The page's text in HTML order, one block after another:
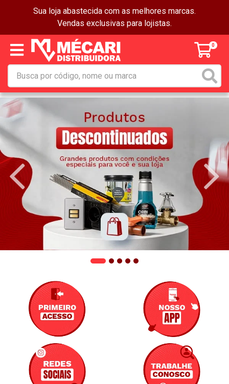
Sua loja abastecida com as melhores marcas.
Vendas exclusivas para lojistas.
0